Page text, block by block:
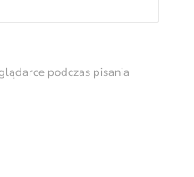
podczas pisania